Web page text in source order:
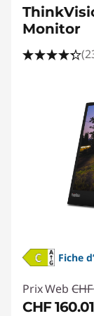
Monitor
Fiche
Prix Web
CHF 160.01